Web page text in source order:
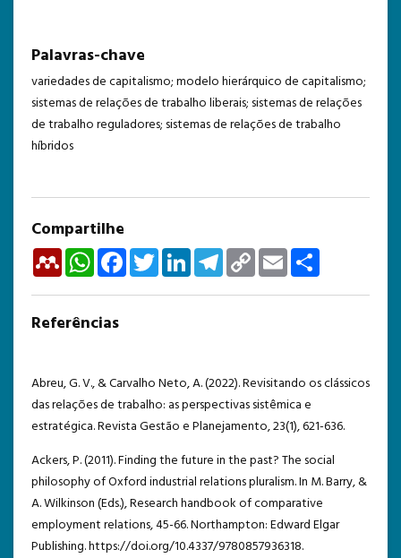
Palavras-chave
variedades de capitalismo; modelo hierárquico de capitalismo;
sistemas de relações de trabalho liberais; sistemas de relações
de trabalho reguladores; sistemas de relações de trabalho
híbridos
Compartilhe
MendeleyWhatsAppFacebookTwitterLinkedInTelegramCopy
Link
Email
Referências
Abreu, G. V., & Carvalho Neto, A. (2022). Revisitando os clássicos
das relações de trabalho: as perspectivas sistêmica e
estratégica. Revista Gestão e Planejamento, 23(1), 621-636.
Ackers, P. (2011). Finding the future in the past? The social
philosophy of Oxford industrial relations pluralism. In M. Barry, &
A. Wilkinson (Eds.), Research handbook of comparative
employment relations, 45-66. Northampton: Edward Elgar
Publishing. https://doi.org/10.4337/9780857936318.